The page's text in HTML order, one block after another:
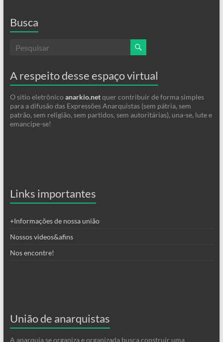
Busca
A respeito desse espaço virtual
O sitio eletrônico anarkio.netquer contribuir de forma simples
para a difusão das Expressões Anarquistas (sem pátria, sem
patrão, sem religião, sem partidos, sem autoritárias), una-se, lute e
emancipe-se!
Links importantes
+Informações de nossa união
Nossos videos&afins
Nos encontre!
União de anarquistas
A anarquia se organiza e organizada busca construir uma